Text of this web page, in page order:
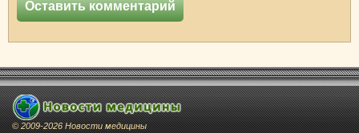
© 2009-2026 Новости медицины